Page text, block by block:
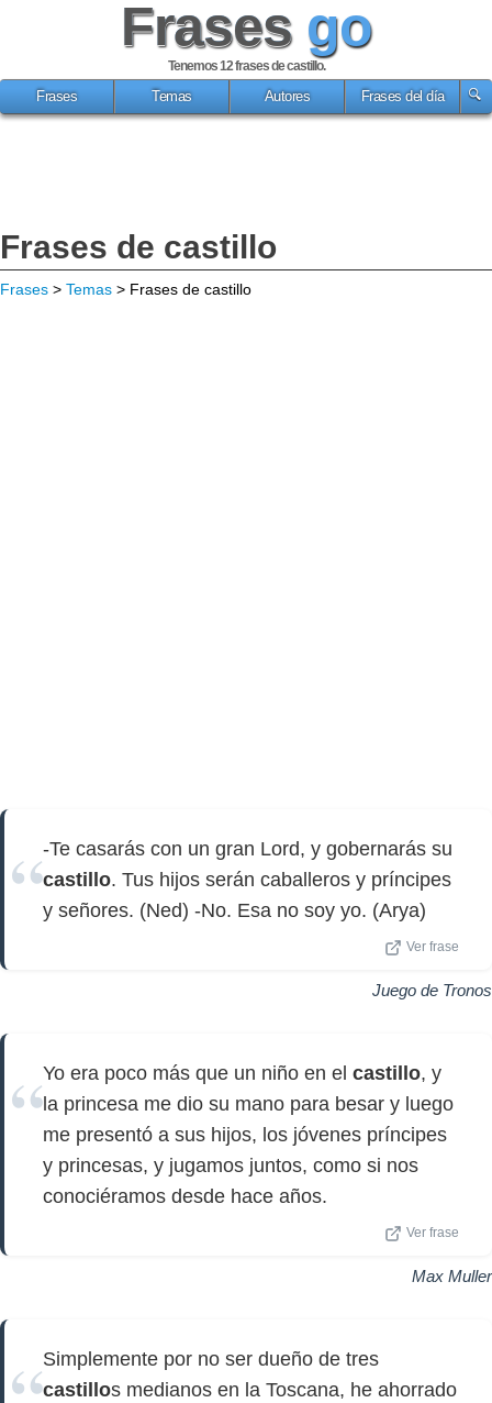
Frases go
Tenemos 12frases de castillo.
Frases
Temas Autores Frases del día
Frases de castillo
Frases > Temas > Frases de castillo
-Te casarás con un gran Lord, y gobernarás su
castillo. Tus hijos serán caballeros y príncipes
y señores. (Ned) -No. Esa no soy yo. (Arya)
Ver frase
Juego de Tronos
Yo era poco más que un niño en el castillo, y
la princesa me dio su mano para besar y luego
me presentó a sus hijos, los jóvenes príncipes
y princesas, y jugamos juntos, como si nos
conociéramos desde hace años.
Ver frase
Max Muller
Simplemente por no ser dueño de tres
castillos medianos en la Toscana, he ahorrado